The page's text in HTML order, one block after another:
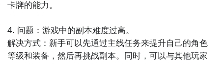
2
​开始安装决斗边疆安卓模拟器
卡牌的能力。
4. 问题：游戏中的副本难度过高。
解决方式：新手可以先通过主线任务来提升自己的角色
等级和装备，然后再挑战副本。同时，可以与其他玩家